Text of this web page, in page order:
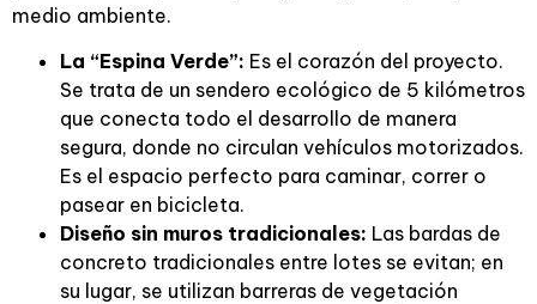
medio ambiente.
La “Espina Verde”: Es el corazón del proyecto.
Se trata de un sendero ecológico de 5 kilómetros
que conecta todo el desarrollo de manera
segura, donde no circulan vehículos motorizados.
Es el espacio perfecto para caminar, correr o
pasear en bicicleta.
Diseño sin muros tradicionales: Las bardas de
concreto tradicionales entre lotes se evitan; en
su lugar, se utilizan barreras de vegetación